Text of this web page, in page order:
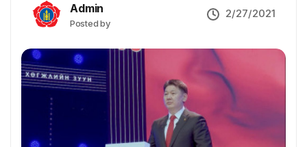
Admin
Posted by
2/27/2021